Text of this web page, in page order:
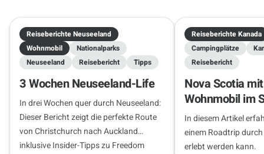
Reiseberichte Neuseeland
Wohnmobil
Nationalparks
Neuseeland
Reisebericht Tipps
3 Wochen Neuseeland-Life
In drei Wochen quer durch Neuseeland:
Dieser Bericht zeigt die perfekte Route
von Christchurch nach Auckland
inklusive Insider-Tipps zu Freedom
Reiseberichte Kanada
Campingplätze
Reisebericht
Nova Scotia
Wohnmobil im
In diesem Artikel
einem Roadtrip
erlebt werden kann.